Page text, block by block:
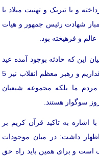
و با تبریک و تهنیت میلاد با
شهادت رئیس جمهور و هیات
و فرهیخته بود.
این که حادثه بوجود آمده عید
ما را به عزا تبدیل کرد، افزود: ما امروز داغداریم و رهبر معظم انقلاب نیز 5
ما بلکه مجموعه شیعیان
سوگوار هستند.
به تاکید قرآن کریم بر
داشت: در میان موجودات
است و برای همین باید راه حق